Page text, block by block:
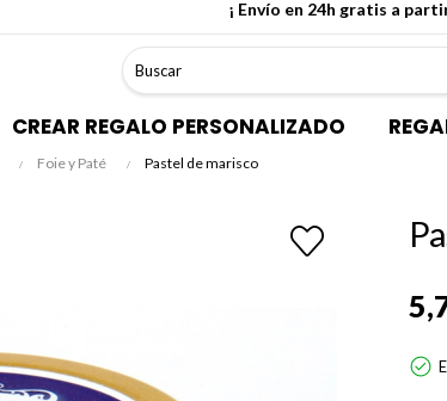
¡ Envío en 24h gratis a
CREAR REGALO PERSONALIZADO
Foie y Paté Pastel de marisco